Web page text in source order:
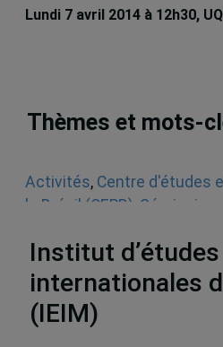
Lundi 7 avril 2014 à 12h30,
Thèmes et mots-
Activités, Centre d'études
le Brésil (CERB)
Institut d’études
internationales
(IEIM)